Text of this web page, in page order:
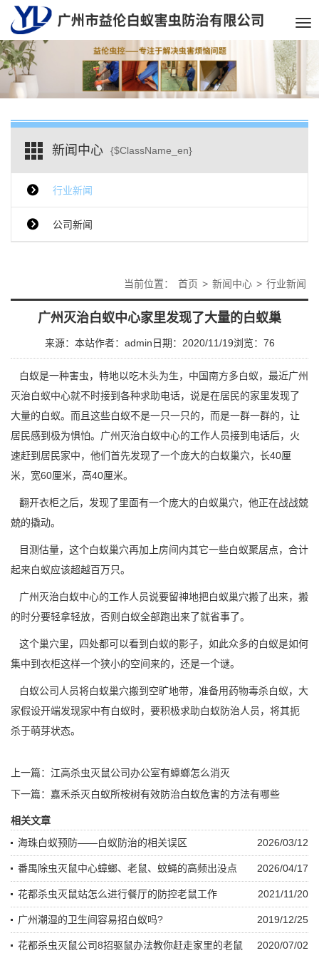
新闻中心 {$ClassName_en}
行业新闻
公司新闻
当前位置： 首页 > 新闻中心 > 行业新闻
广州灭治白蚁中心家里发现了大量的白蚁巢
来源：本站作者：admin 日期：2020/11/19浏览： 76
白蚁是一种害虫，特地以吃木头为生，中国南方多白蚁，最近广州
灭治白蚁中心就不时接到各种求助电话，说是在居民的家里发现了
大量的白蚁。而且这些白蚁不是一只一只的，而是一群一群的，让
居民感到极为惧怕。广州灭治白蚁中心的工作人员接到电话后，火
速赶到居民家中，他们首先发现了一个庞大的白蚁巢穴，长40厘
米，宽60厘米，高40厘米。
翻开衣柜之后，发现了里面有一个庞大的白蚁巢穴，他正在战战兢
兢的撬动。
目测估量，这个白蚁巢穴再加上房间内其它一些白蚁聚居点，合计
起来白蚁应该超越百万只。
广州灭治白蚁中心的工作人员说要留神地把白蚁巢穴搬了出来，搬
的时分要轻拿轻放，否则白蚁全部跑出来了就省事了。
这个巢穴里，四处都可以看到白蚁的影子，如此众多的白蚁是如何
集中到衣柜这样一个狭小的空间来的，还是一个谜。
白蚁公司人员将白蚁巢穴搬到空旷地带，准备用药物毒杀白蚁，大
家假设开端发现家中有白蚁时，要积极求助白蚁防治人员，将其扼
杀于萌芽状态。
上一篇： 江高杀虫灭鼠公司办公室有蟑螂怎么消灭
下一篇： 嘉禾杀灭白蚁所桉树有效防治白蚁危害的方法有哪些
相关文章
2026/03/12
海珠白蚁预防——白蚁防治的相关误区
2026/04/17
番禺除虫灭鼠中心蟑螂、老鼠、蚊蝇的高频出没点
2021/11/20
花都杀虫灭鼠站怎么进行餐厅的防控老鼠工作
2019/12/25
广州潮湿的卫生间容易招白蚁吗?
2020/07/02
花都杀虫灭鼠公司8招驱鼠办法教你赶走家里的老鼠